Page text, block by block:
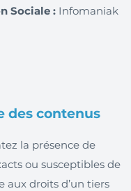
Sociale : Infomaniak
des contenus
la présence de
ou susceptibles de
aux droits d’un tiers